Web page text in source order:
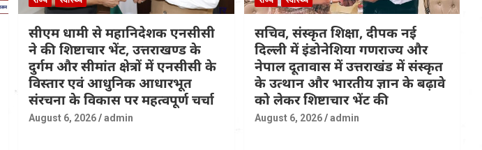
सीएम धामी से महानिदेशक एनसीसी
ने की शिष्टाचार भेंट, उत्तराखण्ड के
दुर्गम और सीमांत क्षेत्रों में एनसीसी के
विस्तार एवं आधुनिक आधारभूत
संरचना के विकास पर महत्वपूर्ण चर्चा
August 6, 2026 admin
सचिव, संस्कृत शिक्षा, दीपक नई
दिल्ली में इंडोनेशिया गणराज्य और
नेपाल दूतावास में उत्तराखंड में संस्कृत
के उत्थान और भारतीय ज्ञान के बढ़ावे
को लेकर शिष्टाचार भेंट की
August 6, 2026 admin